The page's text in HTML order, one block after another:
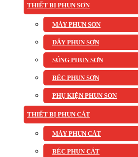
THIẾT BỊ PHUN SƠN
MÁY PHUN SƠN
DÂY PHUN SƠN
SÚNG PHUN SƠN
BÉC PHUN SƠN
PHỤ KIỆN PHUN SƠN
THIẾT BỊ PHUN CÁT
MÁY PHUN CÁT
BÉC PHUN CÁT